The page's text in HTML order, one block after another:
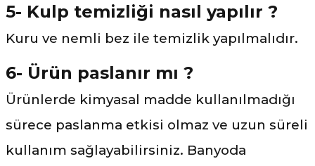
5- Kulp temizliği nasıl yapılır ?
Kuru ve nemli bez ile temizlik yapılmalıdır.
6- Ürün paslanır mı ?
Ürünlerde kimyasal madde kullanılmadığı
sürece paslanma etkisi olmaz ve uzun süreli
kullanım sağlayabilirsiniz. Banyoda